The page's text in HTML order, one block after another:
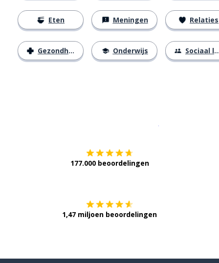
Eten
Gezondheid
Meningen
Onderwijs
Relaties
Sociaal leven
177.000 beoordelingen
1,47 miljoen beoordelingen